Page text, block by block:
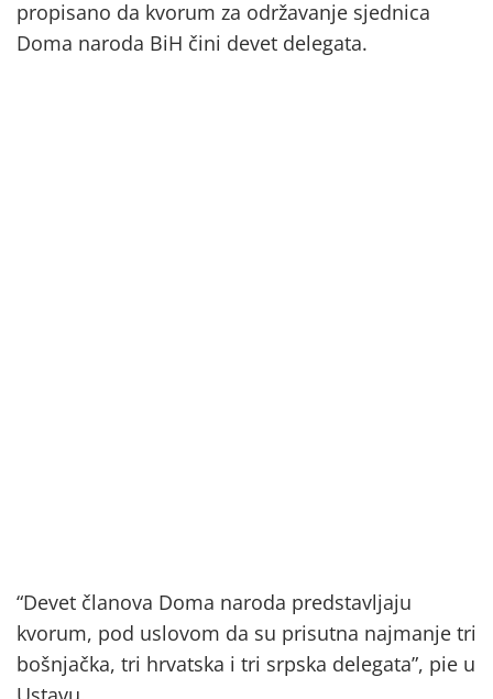
propisano da kvorum za održavanje sjednica
Doma naroda BiH čini devet delegata.
“Devet članova Doma naroda predstavljaju
kvorum, pod uslovom da su prisutna najmanje tri
bošnjačka, tri hrvatska i tri srpska delegata”, pie u